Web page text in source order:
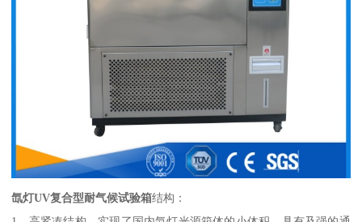
氙灯UV复合型耐气候试验箱结构：